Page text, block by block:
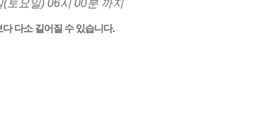
토요일) 06시 00분 까지
다소 길어질 수 있습니다.